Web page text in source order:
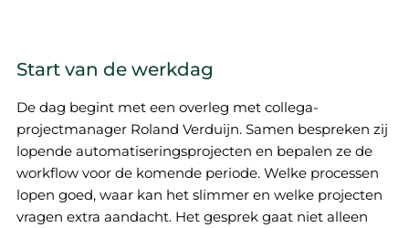
Start van de werkdag
De dag begint met een overleg met collega-
projectmanager Roland Verduijn. Samen bespreken zij
lopende automatiseringsprojecten en bepalen ze de
workflow voor de komende periode. Welke processen
lopen goed, waar kan het slimmer en welke projecten
vragen extra aandacht. Het gesprek gaat niet alleen